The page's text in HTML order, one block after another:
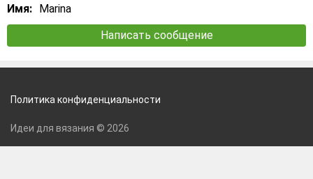
Имя: Marina
Написать сообщение
Политика конфиденциальности
Идеи для вязания © 2026